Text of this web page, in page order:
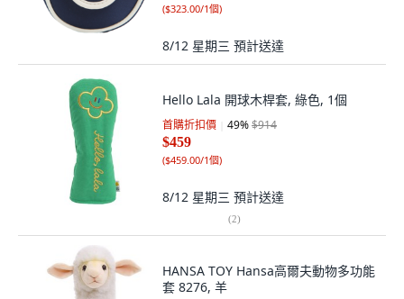
($323.00/1個)
8/12 星期三 預計送達
Hello Lala 開球木桿套, 綠色, 1個
首購折扣價 49%$914
$459
($459.00/1個)
8/12 星期三 預計送達
(2)
HANSA TOY Hansa高爾夫動物多功能
套 8276, 羊